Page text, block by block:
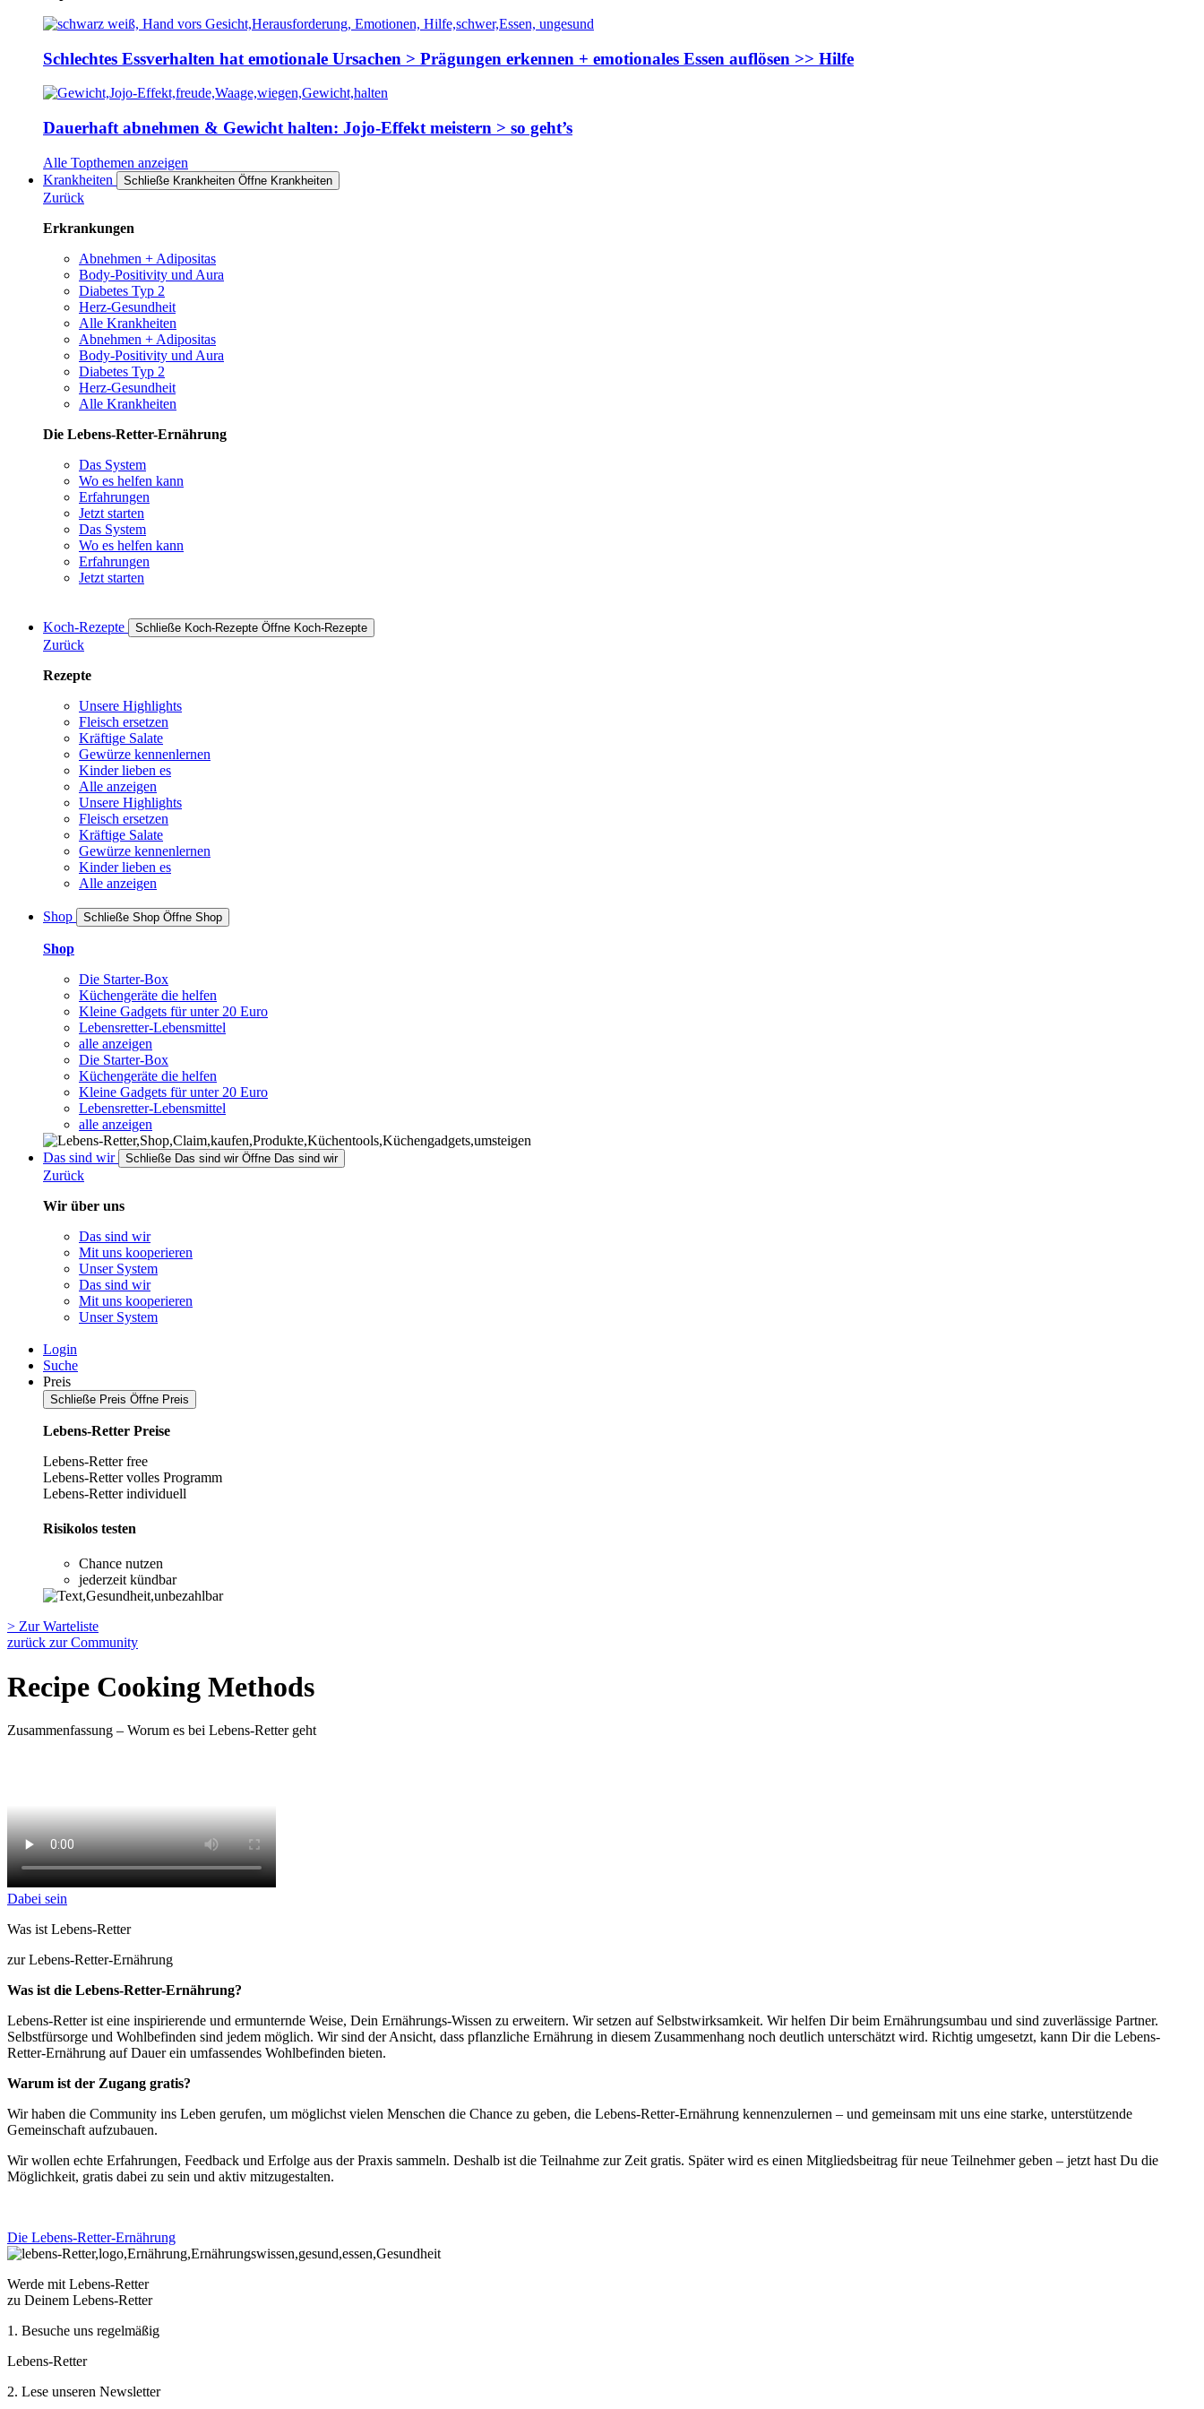
Schlechtes Essverhalten hat emotionale Ursachen > Prägungen erkennen + emotionales Essen auflösen >> Hilfe
Dauerhaft abnehmen & Gewicht halten: Jojo-Effekt meistern > so geht’s
Alle Topthemen anzeigen
Krankheiten
Schließe Krankheiten Öffne Krankheiten
Zurück
Erkrankungen
Abnehmen + Adipositas
Body-Positivity und Aura
Diabetes Typ 2
Herz-Gesundheit
Alle Krankheiten
Abnehmen + Adipositas
Body-Positivity und Aura
Diabetes Typ 2
Herz-Gesundheit
Alle Krankheiten
Die Lebens-Retter-Ernährung
Das System
Wo es helfen kann
Erfahrungen
Jetzt starten
Das System
Wo es helfen kann
Erfahrungen
Jetzt starten
Koch-Rezepte Schließe Koch-Rezepte Öffne Koch-Rezepte
Zurück
Rezepte
Unsere Highlights
Fleisch ersetzen
Kräftige Salate
Gewürze kennenlernen
Kinder lieben es
Alle anzeigen
Unsere Highlights
Fleisch ersetzen
Kräftige Salate
Gewürze kennenlernen
Kinder lieben es
Alle anzeigen
Shop Schließe Shop Öffne Shop
Shop
Die Starter-Box
Küchengeräte die helfen
Kleine Gadgets für unter 20 Euro
Lebensretter-Lebensmittel
alle anzeigen
Die Starter-Box
Küchengeräte die helfen
Kleine Gadgets für unter 20 Euro
Lebensretter-Lebensmittel
alle anzeigen
Das sind wir Schließe Das sind wir Öffne Das sind wir
Zurück
Wir über uns
Das sind wir
Mit uns kooperieren
Unser System
Das sind wir
Mit uns kooperieren
Unser System
Login
Suche
Preis
Schließe Preis Öffne Preis
Lebens-Retter Preise
Lebens-Retter free
Lebens-Retter volles Programm
Lebens-Retter individuell
Risikolos testen
Chance nutzen
jederzeit kündbar
> Zur Warteliste
zurück zur Community
Recipe Cooking Methods
Zusammenfassung – Worum es bei Lebens-Retter geht
Dabei sein
Was ist Lebens-Retter
zur Lebens-Retter-Ernährung
Was ist die Lebens-Retter-Ernährung?
Lebens-Retter ist eine inspirierende und ermunternde Weise, Dein Ernährungs-Wissen zu erweitern. Wir setzen auf Selbstwirksamkeit. Wir helfen Dir beim Ernährungsumbau und sind zuverlässige Partner.
Selbstfürsorge und Wohlbefinden sind jedem möglich. Wir sind der Ansicht, dass pflanzliche Ernährung in diesem Zusammenhang noch deutlich unterschätzt wird. Richtig umgesetzt, kann Dir die Lebens-
Retter-Ernährung auf Dauer ein umfassendes Wohlbefinden bieten.
Warum ist der Zugang gratis?
Wir haben die Community ins Leben gerufen, um möglichst vielen Menschen die Chance zu geben, die Lebens-Retter-Ernährung kennenzulernen – und gemeinsam mit uns eine starke, unterstützende
Gemeinschaft aufzubauen.
Wir wollen echte Erfahrungen, Feedback und Erfolge aus der Praxis sammeln. Deshalb ist die Teilnahme zur Zeit gratis. Später wird es einen Mitgliedsbeitrag für neue Teilnehmer geben – jetzt hast Du die
Möglichkeit, gratis dabei zu sein und aktiv mitzugestalten.
Die Lebens-Retter-Ernährung
Werde mit Lebens-Retter
zu Deinem Lebens-Retter
1. Besuche uns regelmäßig
Lebens-Retter
2. Lese unseren Newsletter